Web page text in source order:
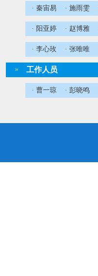
· 秦宙易 · 施雨雯
· 阳亚婷 · 赵博雅
· 李心玫 · 张唯唯
工作人员
· 曹一琼 · 彭晓鸣